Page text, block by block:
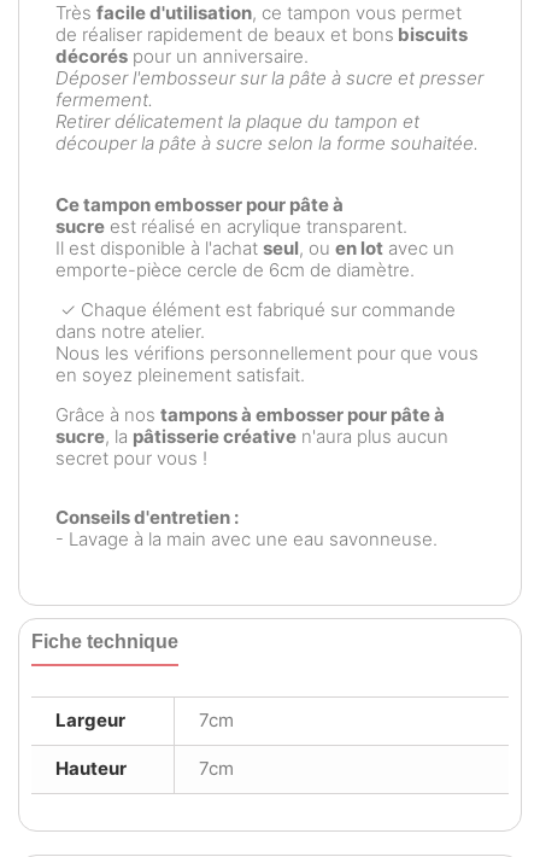
Très facile d'utilisation, ce tampon vous permet
de réaliser rapidement de beaux et bons biscuits
décorés pour un anniversaire.
Déposer l'embosseur sur la pâte à sucre et presser
fermement.
Retirer délicatement la plaque du tampon et
découper la pâte à sucre selon la forme souhaitée.
Ce tampon embosser pour pâte à
sucre est réalisé en acrylique transparent.
Il est disponible à l'achat seul, ou en lot avec un
emporte-pièce cercle de 6cm de diamètre.
✓ Chaque élément est fabriqué sur commande
dans notre atelier.
Nous les vérifions personnellement pour que vous
en soyez pleinement satisfait.
Grâce à nos tampons à embosser pour pâte à
sucre, la pâtisserie créative n'aura plus aucun
secret pour vous !
Conseils d'entretien :
- Lavage à la main avec une eau savonneuse.
Fiche technique
Largeur 7cm
Hauteur 7cm